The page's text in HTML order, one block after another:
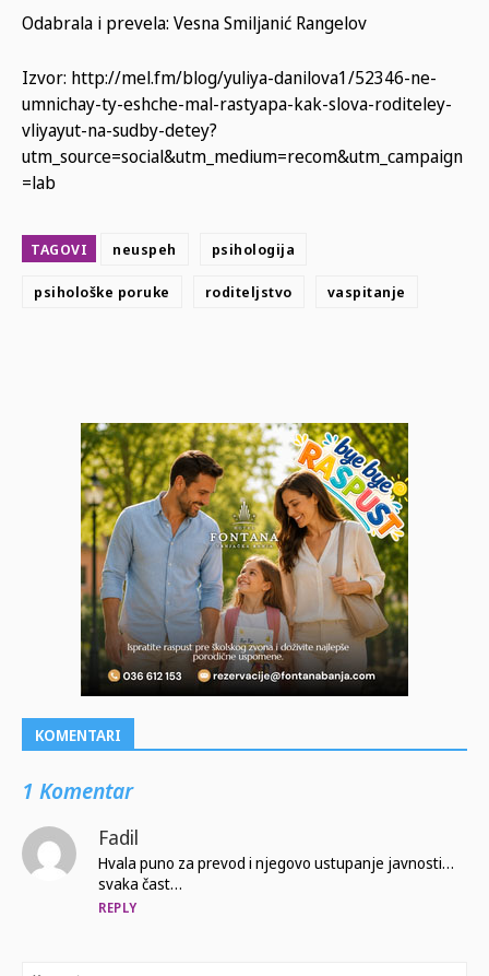
Odabrala i prevela: Vesna Smiljanić Rangelov
Izvor: http://mel.fm/blog/yuliya-danilova1/52346-ne-
umnichay-ty-eshche-mal-rastyapa-kak-slova-roditeley-
vliyayut-na-sudby-detey?
utm_source=social&utm_medium=recom&utm_campaign
=lab
TAGOVI neuspeh psihologija
psihološke poruke roditeljstvo vaspitanje
KOMENTARI
1 Komentar
Fadil
Hvala puno za prevod i njegovo ustupanje javnosti…
svaka čast…
REPLY